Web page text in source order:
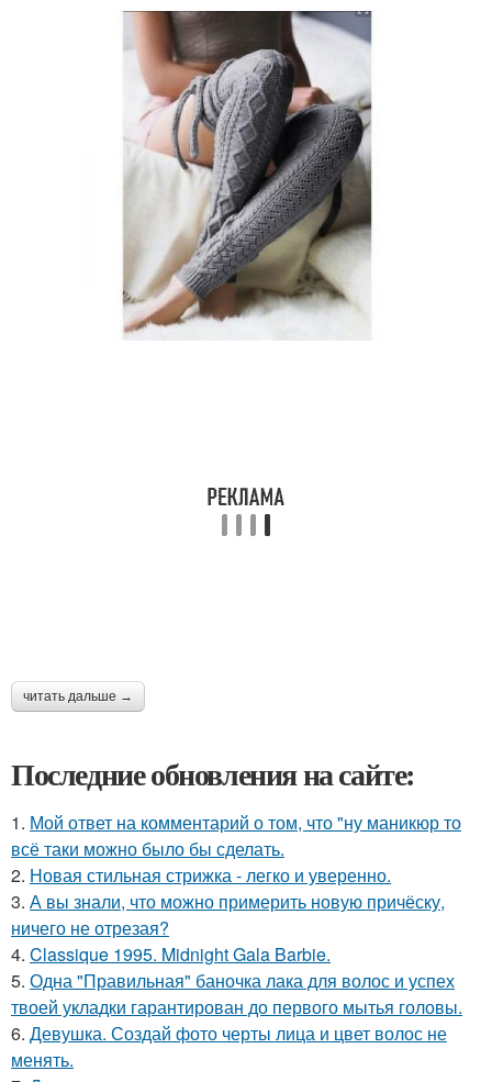
читать дальше →
Последние обновления на сайте:
1. Мой ответ на комментарий о том, что "ну маникюр то
всё таки можно было бы сделать.
2. Новая стильная стрижка - легко и уверенно.
3. А вы знали, что можно примерить новую причёску,
ничего не отрезая?
4. Classique 1995. Midnight Gala Barbie.
5. Одна "Правильная" баночка лака для волос и успех
твоей укладки гарантирован до первого мытья головы.
6. Девушка. Создай фото черты лица и цвет волос не
менять.